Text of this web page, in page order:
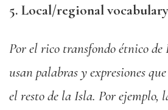
5. Local/regional
Por el rico transfondo étnico de
usan palabras y expresiones
el resto de la Isla. Por ejemplo,